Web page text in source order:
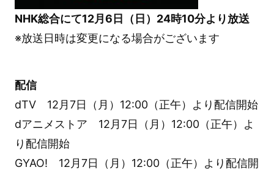
NHK総合にて12月6日（日）24時10分より放送
※放送日時は変更になる場合がございます
配信
dTV 12月7日（月）12:00（正午）より配信開始
dアニメストア 12月7日（月）12:00（正午）よ
り配信開始
GYAO! 12月7日（月）12:00（正午）より配信開